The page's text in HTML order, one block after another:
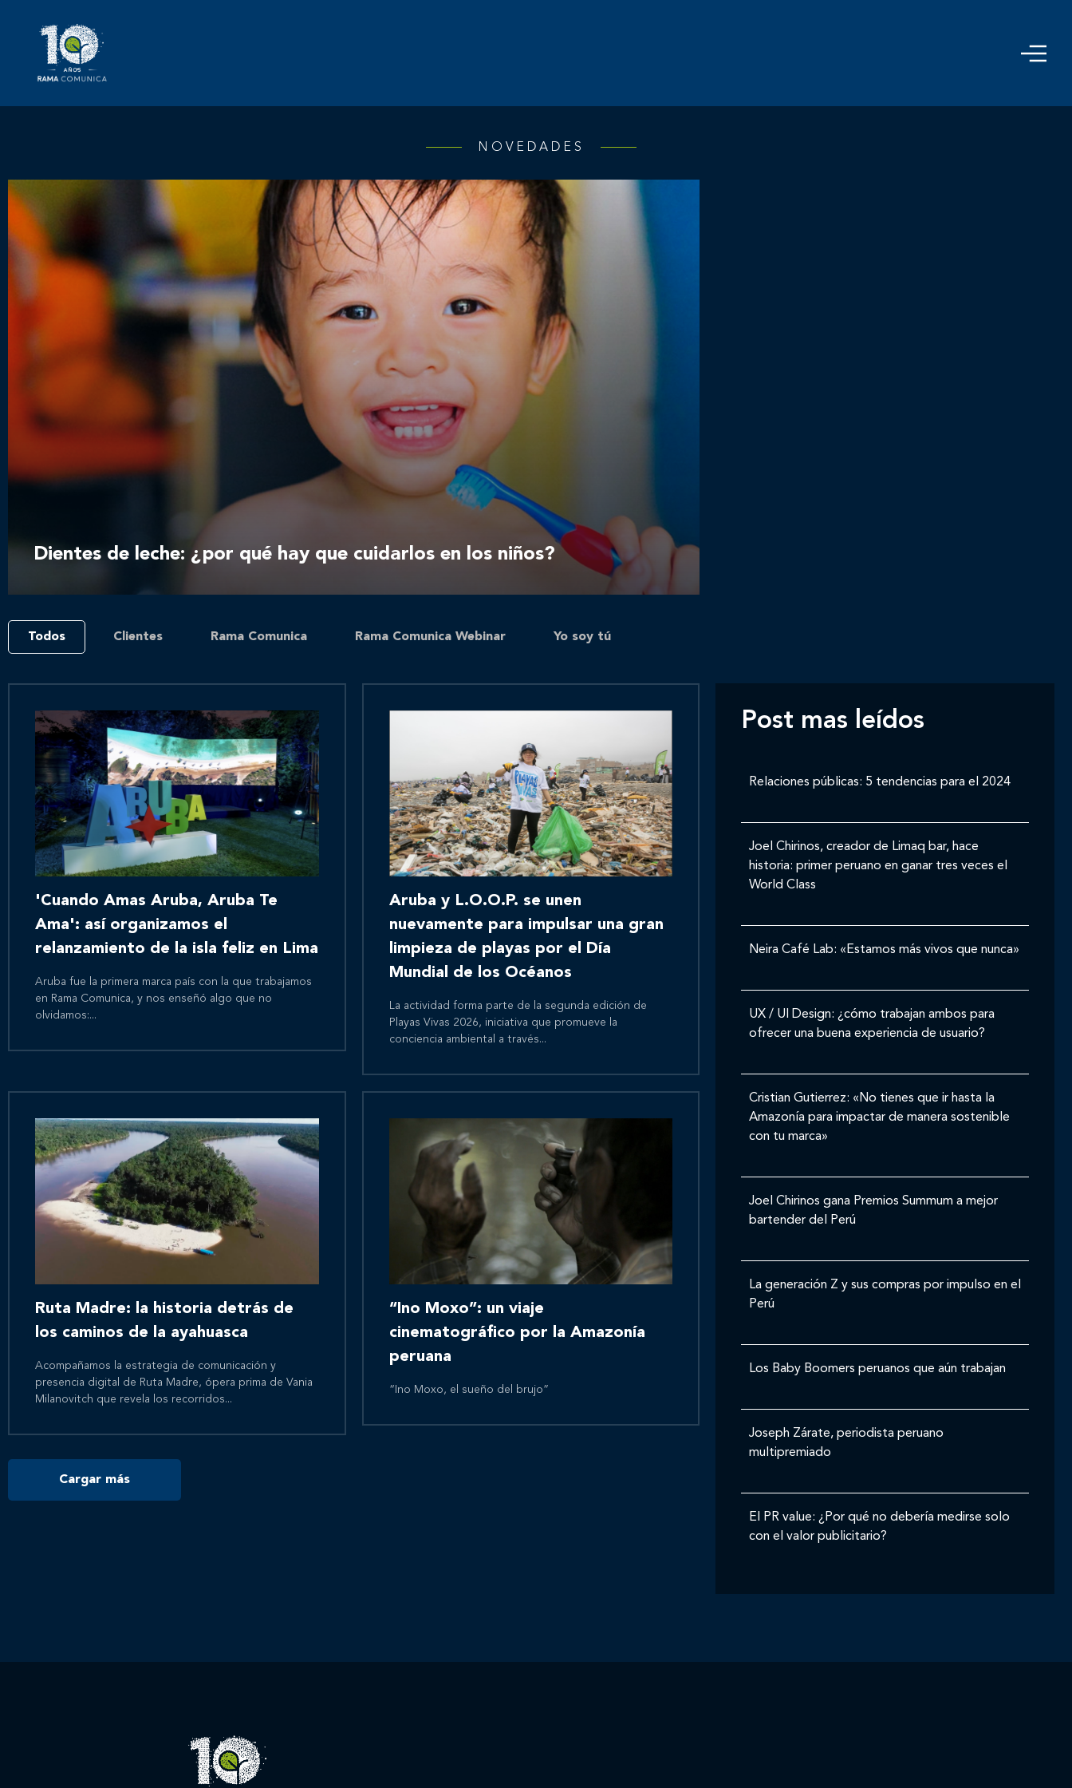
Inicio
Nosotros
Nuestros servicios
Nuestros clientes
Novedades
Contáctanos
NOVEDADES
Dientes de leche: ¿por qué hay que cuidarlos en los niños?
Todos Clientes Rama Comunica Rama Comunica Webinar Yo soy tú
'Cuando Amas Aruba, Aruba Te
Ama': así organizamos el
relanzamiento de la isla feliz en Lima
Aruba fue la primera marca país con la que trabajamos
en Rama Comunica, y nos enseñó algo que no
olvidamos:...
Aruba y L.O.O.P. se unen
nuevamente para impulsar una gran
limpieza de playas por el Día
Mundial de los Océanos
La actividad forma parte de la segunda edición de
Playas Vivas 2026, iniciativa que promueve la
conciencia ambiental a través...
Ruta Madre: la historia detrás de
los caminos de la ayahuasca
Acompañamos la estrategia de comunicación y
presencia digital de Ruta Madre, ópera prima de Vania
Milanovitch que revela los recorridos...
“Ino Moxo”: un viaje
cinematográfico por la Amazonía
peruana
“Ino Moxo, el sueño del brujo”
Cargar más
Post mas leídos
Relaciones públicas: 5 tendencias para el 2024
Joel Chirinos, creador de Limaq bar, hace
historia: primer peruano en ganar tres veces el
World Class
Neira Café Lab: «Estamos más vivos que nunca»
UX / UI Design: ¿cómo trabajan ambos para
ofrecer una buena experiencia de usuario?
Cristian Gutierrez: «No tienes que ir hasta la
Amazonía para impactar de manera sostenible
con tu marca»
Joel Chirinos gana Premios Summum a mejor
bartender del Perú
La generación Z y sus compras por impulso en el
Perú
Los Baby Boomers peruanos que aún trabajan
Joseph Zárate, periodista peruano
multipremiado
El PR value: ¿Por qué no debería medirse solo
con el valor publicitario?